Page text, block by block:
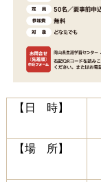
【日 時】
【場 所】